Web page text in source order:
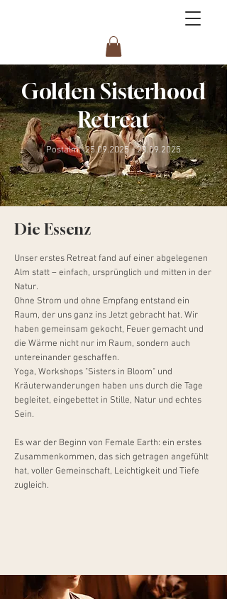
Golden Sisterhood
Retreat
Postalm ·25.09.2025 - 28.09.2025
Die Essenz
Unser erstes Retreat fand auf einer abgelegenen
Alm statt – einfach, ursprünglich und mitten in der
Natur.
Ohne Strom und ohne Empfang entstand ein
Raum, der uns ganz ins Jetzt gebracht hat. Wir
haben gemeinsam gekocht, Feuer gemacht und
die Wärme nicht nur im Raum, sondern auch
untereinander geschaffen.
Yoga, Workshops "Sisters in Bloom" und
Kräuterwanderungen haben uns durch die Tage
begleitet, eingebettet in Stille, Natur und echtes
Sein.
Es war der Beginn von Female Earth: ein erstes
Zusammenkommen, das sich getragen angefühlt
hat, voller Gemeinschaft, Leichtigkeit und Tiefe
zugleich.